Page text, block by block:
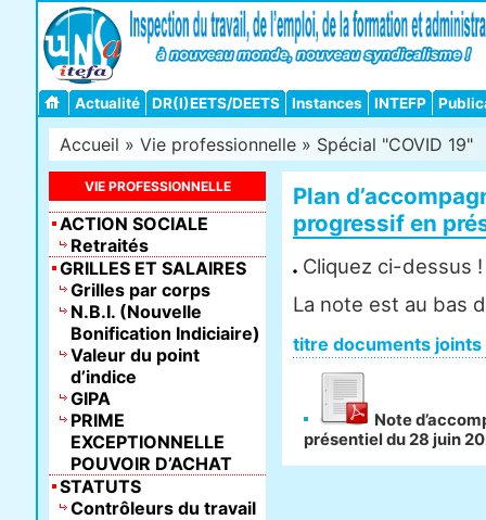
Actualité DR(I)EETS/DEETS Instances INTEFP
Accueil » Vie professionnelle » Spécial "COVID 19"
Plan
progressif en
Cliquez ci-dessus !
La note est au bas
titre documents joints
Note
présentiel du 28 juin
VIE PROFESSIONNELLE
ACTION SOCIALE
Retraités
GRILLES ET SALAIRES
Grilles par corps
N.B.I. (Nouvelle
Bonification Indiciaire)
Valeur du point
d’indice
GIPA
PRIME
EXCEPTIONNELLE
POUVOIR D’ACHAT
STATUTS
Contrôleurs du travail